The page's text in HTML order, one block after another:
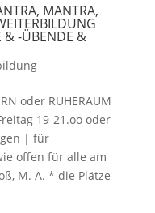
MANTRA,
& -ÜBENDE &
oder RUHERAUM
19-21.oo oder
| für
offen für alle am
M. A. * die Plätze